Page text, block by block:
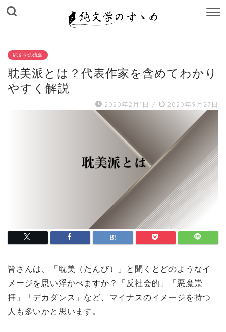
純文学の流派
耽美派とは？代表作家を含めてわかり
やすく解説
2020年2月1日 / 2020年9月27日
皆さんは、「耽美（たんび）」と聞くとどのようなイ
メージを思い浮かべますか？「反社会的」「悪魔崇
拝」「デカダンス」など、マイナスのイメージを持つ
人も多いかと思います。